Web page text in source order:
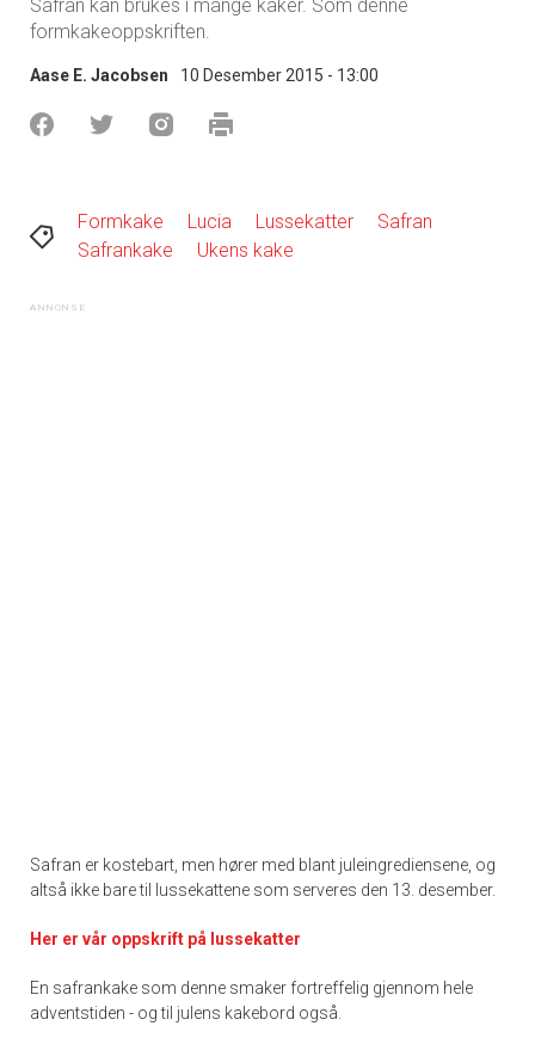
Safran kan brukes i mange kaker. Som denne
formkakeoppskriften.
Aase E. Jacobsen 10 Desember 2015 - 13:00
Formkake Lucia Lussekatter
Safran
Safrankake
Ukens kake
Safran er kostebart, men hører med blant juleingrediensene, og
altså ikke bare til lussekattene som serveres den 13. desember.
Her er vår oppskrift på lussekatter
En safrankake som denne smaker fortreffelig gjennom hele
adventstiden - og til julens kakebord også.